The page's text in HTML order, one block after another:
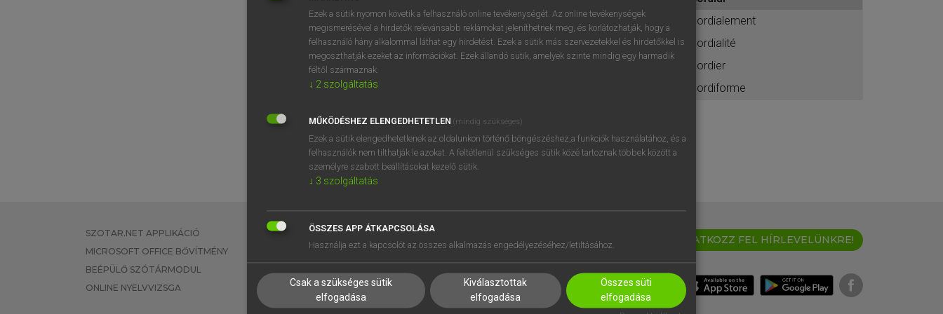
BELÉPÉS
próbaverziójának elindításához
regisztrálok ésbelépek.
REGISZTRÁCIÓ
cordialement
cordialité
cordier
cordiforme
SZOTAR.NET APPLIKÁCIÓ
MICROSOFT OFFICE BŐVÍTMÉNY
BEÉPÜLŐ SZÓTÁRMODUL
ONLINE NYELVVIZSGA
EGYÉNI FELHASZNÁLÓKNAK
TANULÓKNAK
VÁLLALATI MEGOLDÁSOK
SÚGÓ
RÓLUNK
SÜTI BEÁLLÍTÁSOK
IRATKOZZ FEL HÍRLEVELÜNKRE!
Ezek a sütik nyomon követik a felhasználó online tevékenységét. Az online tevékenységek
megismerésével a hirdetők relevánsabb reklámokat jeleníthetnek meg, és korlátozhatják, hogy a
felhasználó hány alkalommal láthat egy hirdetést. Ezek a sütik más szervezetekkel és hirdetőkkel is
megoszthatják ezeket az információkat. Ezek állandó sütik, amelyek szinte mindig egy harmadik
féltől származnak.
↓ 2 szolgáltatás
MŰKÖDÉSHEZ ELENGEDHETETLEN (mindig szükséges)
Ezek a sütik elengedhetetlenek az oldalunkon történő böngészéshez,a funkciók használatához, és a
felhasználók nem tilthatják le azokat. A feltétlenül szükséges sütik közé tartoznak többek között a
személyre szabott beállításokat kezelő sütik.
↓ 3 szolgáltatás
ÖSSZES APP ÁTKAPCSOLÁSA
Használja ezt a kapcsolót az összes alkalmazás engedélyezéséhez/letiltásához.
Csak a szükséges sütik
elfogadása
Kiválasztottak
elfogadása
Összes süti
elfogadása